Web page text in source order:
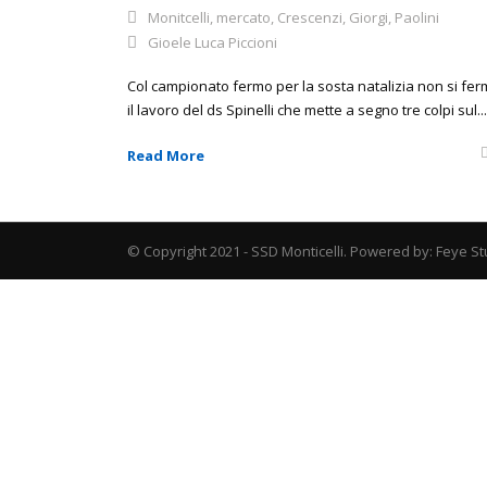
Monitcelli, mercato, Crescenzi, Giorgi, Paolini
Gioele Luca Piccioni
Col campionato fermo per la sosta natalizia non si
il lavoro del ds Spinelli che mette a segno tre colpi sul...
Read More
© Copyright 2021 - SSD Monticelli. Powered by: Feye